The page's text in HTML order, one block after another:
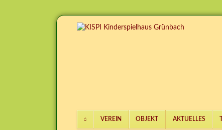
VEREIN OBJEKT AKTUELLES